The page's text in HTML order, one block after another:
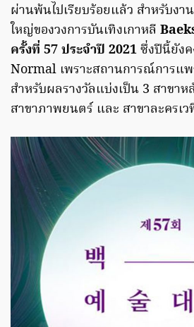
ผ่านพ้นไปเรียบร้อยแล้ว สำหรับงา
ใหญ่ของวงการบันเทิงเกาหลี
ครั้งที่ 57 ประจำปี 2021ซึ่งปีนี้ยัง
Normal เพราะสถานการณ์การแพ
สำหรับผลรางวัลแบ่งเป็น 3 สาขา
สาขาภาพยนตร์ และ สาขาละครเว